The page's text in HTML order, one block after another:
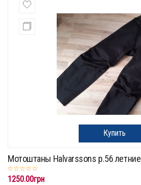
Купить
Мотоштаны Halvarssons p.56 летние
1250.00грн